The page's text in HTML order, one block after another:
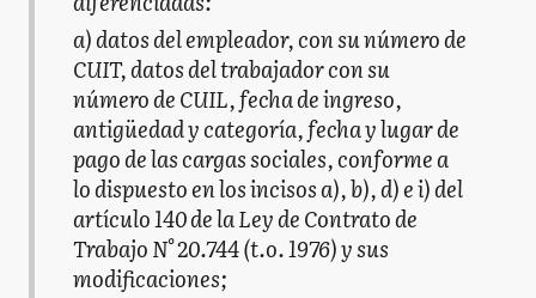
a) datos del empleador, con su número de
CUIT, datos del trabajador con su
número de CUIL, fecha de ingreso,
antigüedad y categoría, fecha y lugar de
pago de las cargas sociales, conforme a
lo dispuesto en los incisos a), b), d) e i) del
artículo 140 de la Ley de Contrato de
Trabajo N° 20.744 (t.o. 1976) y sus
modificaciones;